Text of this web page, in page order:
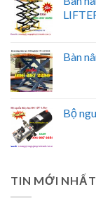
Bàn
Bộ
TIN MỚI NHẤT